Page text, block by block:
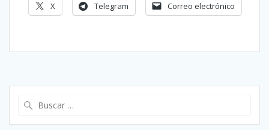
X Telegram Correo electrónico